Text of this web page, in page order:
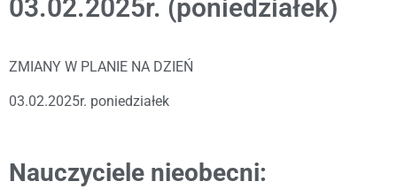
03.02.2025r. (poniedziałek)
ZMIANY W PLANIE NA DZIEŃ
03.02.2025r. poniedziałek
Nauczyciele nieobecni: